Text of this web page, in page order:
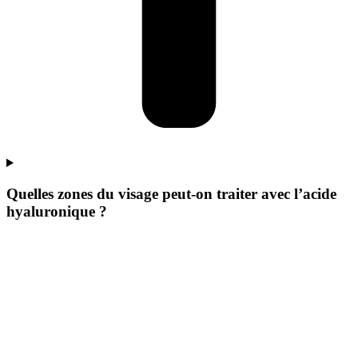
Quelles zones du visage peut-on traiter avec l’acide
hyaluronique ?